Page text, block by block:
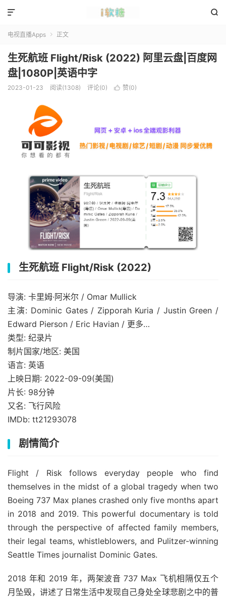


电视直播Apps  正文
生死航班 Flight/Risk (2022) 阿里云盘|百度网
盘|1080P|英语中字
2023-01-23 阅读(1308) 评论(0)  赞(0)
生死航班 Flight/Risk (2022)
导演: 卡里姆·阿米尔 / Omar Mullick
主演: Dominic Gates / Zipporah Kuria / Justin Green /
Edward Pierson / Eric Havian / 更多…
类型: 纪录片
制片国家/地区: 美国
语言: 英语
上映日期: 2022-09-09(美国)
片长: 98分钟
又名: 飞行风险
IMDb: tt21293078
剧情简介
Flight / Risk follows everyday people who find
themselves in the midst of a global tragedy when two
Boeing 737 Max planes crashed only five months apart
in 2018 and 2019. This powerful documentary is told
through the perspective of affected family members,
their legal teams, whistleblowers, and Pulitzer-winning
Seattle Times journalist Dominic Gates.
2018 年和 2019 年，两架波音 737 Max 飞机相隔仅五个
月坠毁，讲述了日常生活中发现自己身处全球悲剧之中的普